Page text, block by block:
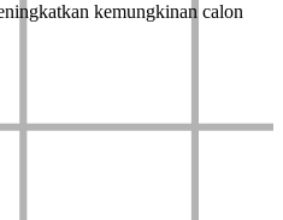
kemungkinan calon